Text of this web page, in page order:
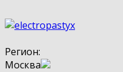
Регион:
Москва